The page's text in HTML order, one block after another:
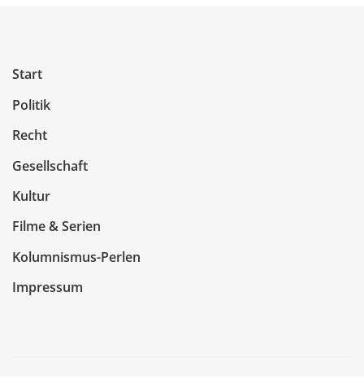
Start
Politik
Recht
Gesellschaft
Kultur
Filme & Serien
Kolumnismus-Perlen
Impressum